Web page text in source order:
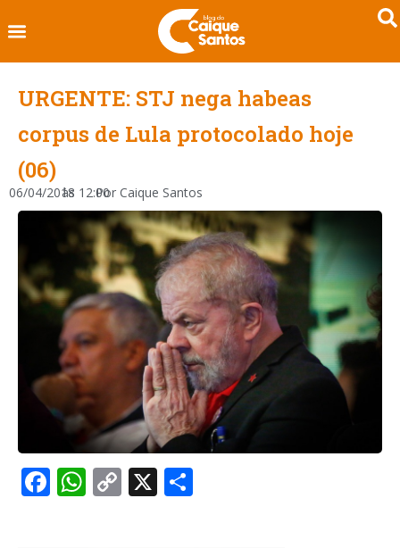
URGENTE: STJ nega habeas
corpus de Lula protocolado hoje
(06)
06/04/2018
às 12:00
Por Caique Santos
Facebook
WhatsApp
Copy
X